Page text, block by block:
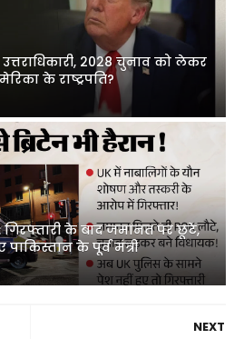
2028 चुनाव को लेकर
के राष्ट्रपति?
के बाद जमानत पर छूटे,
के पूर्व मंत्री
NEXT